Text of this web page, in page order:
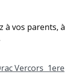
à vos parents, à